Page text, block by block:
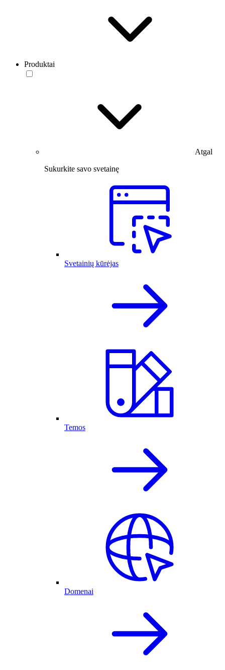
Produktai
Atgal
Sukurkite savo svetainę
Svetainių kūrėjas
Temos
Domenai